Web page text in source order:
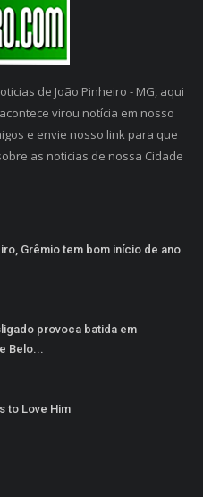
de João Pinheiro - MG, aqui
virou notícia em nosso
e envie nosso link para que
as noticias de nossa Cidade
Grêmio tem bom início de ano
provoca batida em
Belo...
to Love Him